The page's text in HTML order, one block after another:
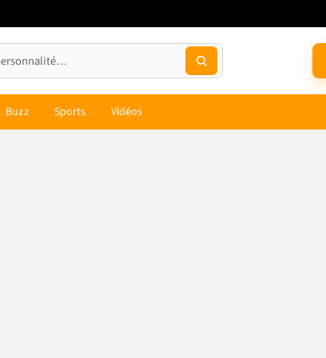
Buzz Sports Vidéos